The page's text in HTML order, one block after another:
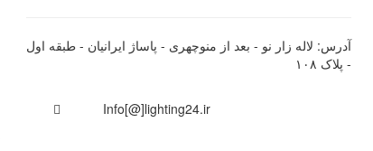
آدرس: لاله زار نو - بعد از منوچهری - پاساژ ایرانیان - طبقه اول
- پلاک ۱۰۸
Info[@]lighting24.ir